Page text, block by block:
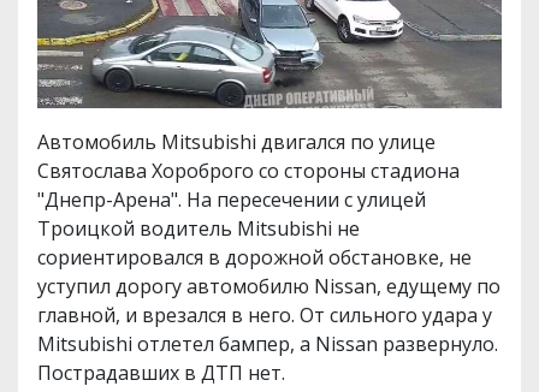
Автомобиль Mitsubishi двигался по улице
Святослава Хороброго со стороны стадиона
"Днепр-Арена". На пересечении с улицей
Троицкой водитель Mitsubishi не
сориентировался в дорожной обстановке, не
уступил дорогу автомобилю Nissan, едущему по
главной, и врезался в него. От сильного удара у
Mitsubishi отлетел бампер, а Nissan развернуло.
Пострадавших в ДТП нет.